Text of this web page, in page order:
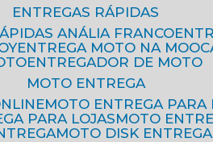
ENTREGAS RÁPIDAS
ANÁLIA FRANCO
ENTREGA MOTO NA
ENTREGADOR DE MOTO
MOTO ENTREGA
MOTO ENTREGA
PARA LOJAS MOTO
MOTO DISK ENTREGA